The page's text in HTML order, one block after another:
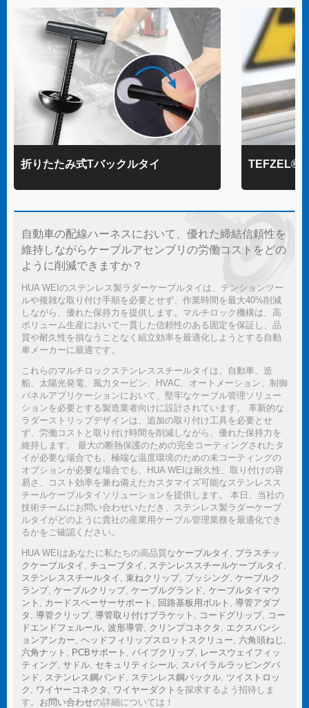
折りたたみ式Tバックルタイ TEFZEL®
自動車の配線ハーネスにおいて、優れた締結信頼性を
維持しながらケーブルアセンブリの労働コストをどの
ように削減できますか？
HUA WEIのステンレス製ラダーケーブルタイは、テンションツー
ルや複雑な取り付け手順を必要とせず、作業時間を最大40%削減
しながら、優れた保持力を提供します。マルチロック機構は、高
ボリューム生産において一貫した信頼性のある固定を保証し、品
質や耐久性を損なうことなく組立効率を最適化しようとする自動
車メーカーに最適です。
これらのマルチロックステンレススチールタイは、自動車、造
船、太陽光発電、風力タービン、HVAC、オートメーション、制御
パネルアプリケーションにおいて、堅牢なケーブル管理ソリュー
ションを必要とする製造業者向けに設計されています。 革新的な
ラダーストリップデザインは、追加の取り付け工具を必要とせ
ず、労働コストと取り付け時間を削減しながら、優れた保持力を
維持します。 最大の断熱保護のための完全コーティングされたタ
イが必要な場合でも、極端な温度環境のための未コーティングの
オプションが必要な場合でも、HUA WEIは耐久性、取り付けの容
易さ、コスト効率を兼ね備えたカスタマイズ可能なステンレスス
チールケーブルタイソリューションを提供します。 本日、当社の
技術チームにお問い合わせいただき、ステンレス製ラダーケーブ
ルタイがどのように貴社の産業用ケーブル管理業務を最適化でき
るかをご確認ください。
HUA WEIはあなたに私たちの高品質なケーブルタイ
プラスチッ
クケーブルタイ
チューブタイ ステンレススチールケーブルタイ
ステンレススチールタイ
束ねクリップ, ブッシング ケーブルク
ランプ, ケーブルクリップ, ケーブルグランド
ケーブルタイマウ
ント
カードスペーサーサポート 回路基板用ボルト
導管アダプ
タ
導管クリップ, 導管取り付けブラケット コードグリップ, コー
ドエンドフェルール 波形導管 クリンプコネクタ
エクスパンシ
ョンアンカー ヘッドフィリップスロットスクリュー 六角頭ねじ
六角ナット
PCBサポート パイプクリップ, レースウェイフィッ
ティング サドル セキュリティシール
スパイラルラッピングバ
ンド
ステンレス鋼バンド ステンレス鋼バックル ツイストロッ
ク
ワイヤーコネクタ ワイヤーダクト を探求するよう招待しま
す。 お問い合わせの詳細については！